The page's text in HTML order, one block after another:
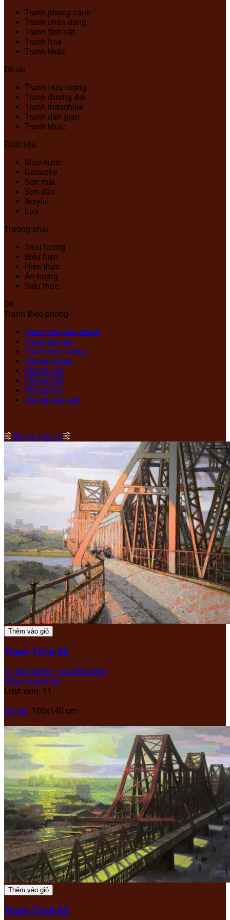
Tranh phong cảnh
Tranh chân dung
Tranh tĩnh vật
Tranh hoa
Tranh khác
Đề tài
Tranh trừu tượng
Tranh đương đại
Tranh Indochine
Tranh dân gian
Tranh khác
Chất liệu
Màu nước
Gouache
Sơn mài
Sơn dầu
Acrylic
Lụa
Trường phái
Trừu tượng
Biểu hiện
Hiện thực
Ấn tượng
Siêu thực
OK
Tranh theo phòng
Tranh treo cầu thang
Tranh tân gia
Tranh treo tường
Phòng khách
Phòng ngủ
Phòng bếp
Phòng thờ
Phòng làm việc
Bộ lọc Họa sĩ
Thêm vào giỏ
Tranh Time 86
11.000.000₫ – 50.000.000₫
Phạm Văn Khải
Lượt xem: 11
Acrylic, 100x140 cm
Thêm vào giỏ
Tranh Time 85